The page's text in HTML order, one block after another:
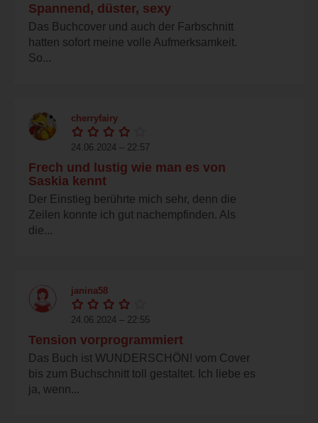
Spannend, düster, sexy
Das Buchcover und auch der Farbschnitt
hatten sofort meine volle Aufmerksamkeit.
So...
cherryfairy
24.06.2024 – 22:57
Frech und lustig wie man es von
Saskia kennt
Der Einstieg berührte mich sehr, denn die
Zeilen konnte ich gut nachempfinden. Als
die...
janina58
24.06.2024 – 22:55
Tension vorprogrammiert
Das Buch ist WUNDERSCHÖN! vom Cover
bis zum Buchschnitt toll gestaltet. Ich liebe es
ja, wenn...